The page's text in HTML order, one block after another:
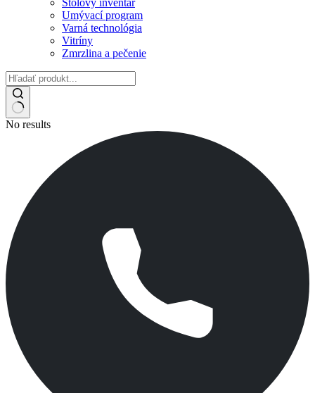
Stolový inventár
Umývací program
Varná technológia
Vitríny
Zmrzlina a pečenie
No results